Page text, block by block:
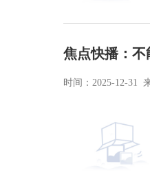
焦点快播：不
时间：2025-12-31